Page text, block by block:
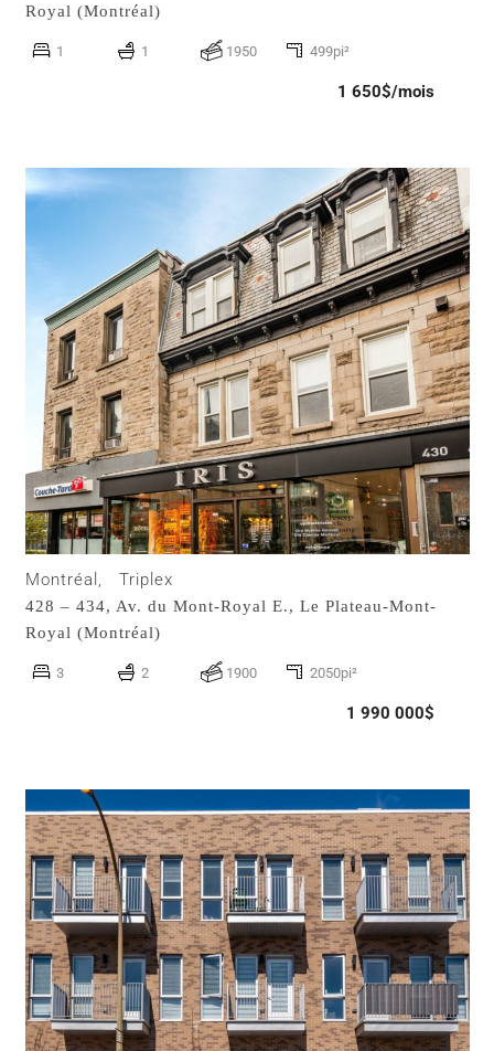
Royal (Montréal)
1 1 1950 499pi²
1 650$/mois
Montréal, Triplex
428 – 434, Av. du Mont-Royal E., Le Plateau-Mont-
Royal (Montréal)
3 2 1900 2050pi²
1 990 000$